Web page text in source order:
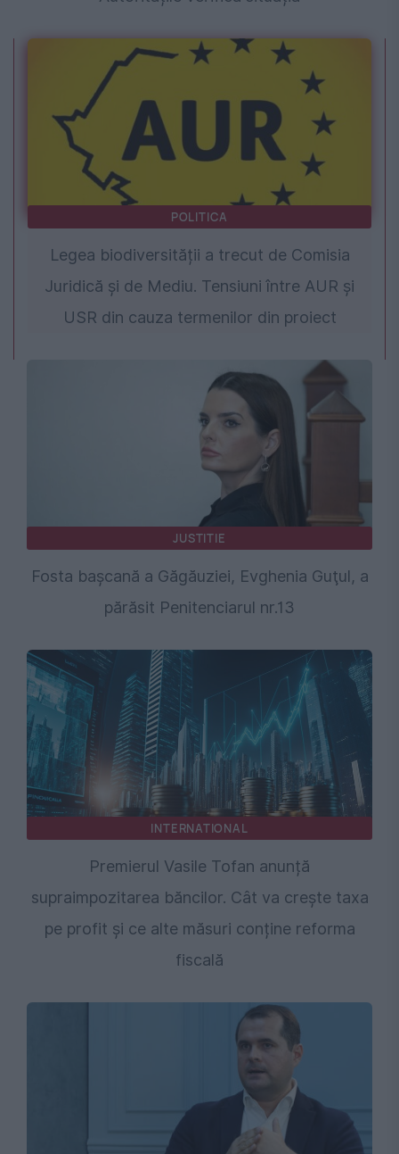
POLITICA
Legea biodiversității a trecut de Comisia
Juridică și de Mediu. Tensiuni între AUR și
USR din cauza termenilor din proiect
JUSTITIE
Fosta başcană a Găgăuziei, Evghenia Guţul, a
părăsit Penitenciarul nr.13
INTERNATIONAL
Premierul Vasile Tofan anunță
supraimpozitarea băncilor. Cât va crește taxa
pe profit și ce alte măsuri conține reforma
fiscală